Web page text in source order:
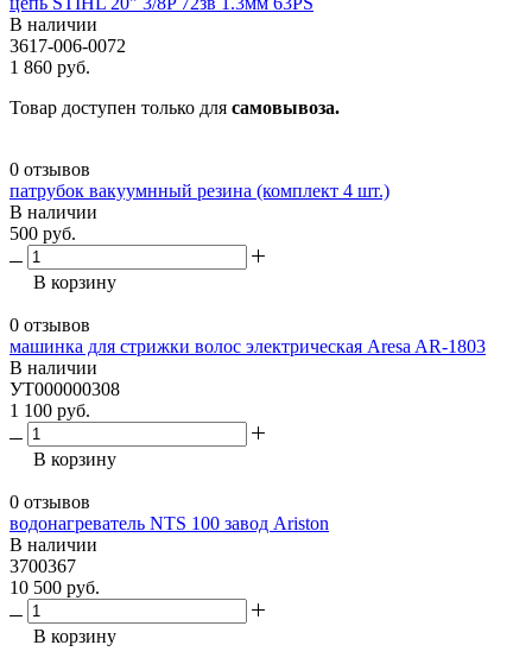
В наличии
3617-006-0072
1 860 руб.
Товар доступен только для самовывоза.
0 отзывов
патрубок вакуумнный резина (комплект 4 шт.)
В наличии
500 руб.
В корзину
0 отзывов
машинка для стрижки волос электрическая Aresa AR-1803
В наличии
УТ000000308
1 100 руб.
В корзину
0 отзывов
водонагреватель NTS 100 завод Ariston
В наличии
3700367
10 500 руб.
В корзину